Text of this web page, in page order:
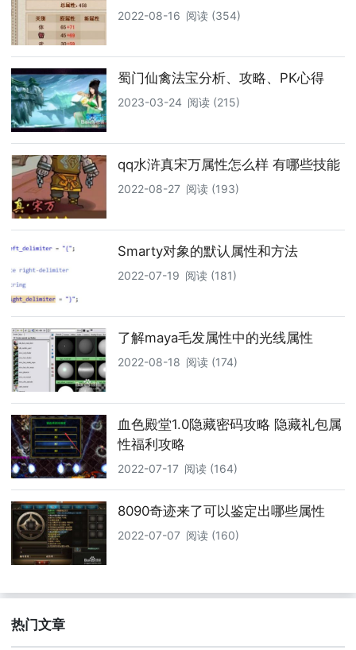
2022-08-16 阅读 (354)
蜀门仙禽法宝分析、攻略、PK心得
2023-03-24 阅读 (215)
qq水浒真宋万属性怎么样 有哪些技能
2022-08-27 阅读 (193)
Smarty对象的默认属性和方法
2022-07-19 阅读 (181)
了解maya毛发属性中的光线属性
2022-08-18 阅读 (174)
血色殿堂1.0隐藏密码攻略 隐藏礼包属
性福利攻略
2022-07-17 阅读 (164)
8090奇迹来了可以鉴定出哪些属性
2022-07-07 阅读 (160)
热门文章